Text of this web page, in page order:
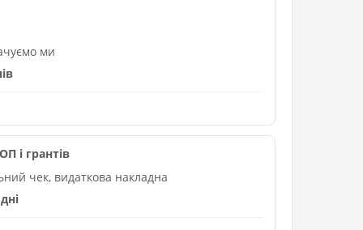
ми
і грантів
чек, видаткова накладна